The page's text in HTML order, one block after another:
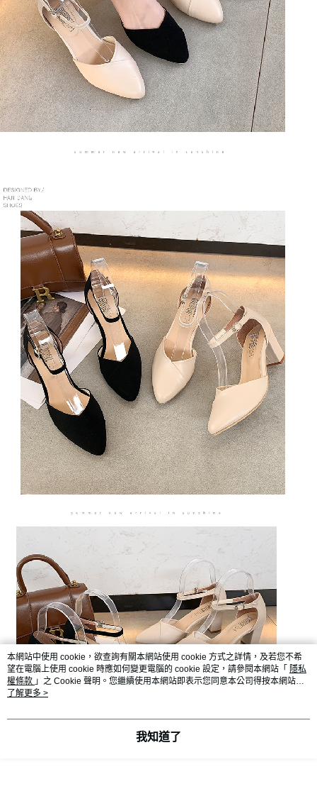
本網站中使用 cookie，欲查詢有關本網站使用 cookie 方式之詳情，及若您不希
望在電腦上使用 cookie 時應如何變更電腦的 cookie 設定，請參閱本網站「 隱私
權條款 」之 Cookie 聲明。您繼續使用本網站即表示您同意本公司得按本網站使
用條款之 Cookie 聲明使用 cookie。
了解更多 >
我知道了